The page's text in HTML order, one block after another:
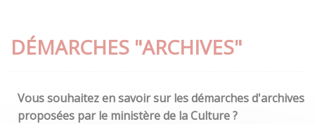
DÉMARCHES "ARCHIVES"
Vous souhaitez en savoir sur les démarches d'archives
proposées par le ministère de la Culture ?